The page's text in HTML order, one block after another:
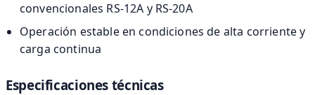
convencionales RS-12A y RS-20A
Operación estable en condiciones de alta corriente y
carga continua
Especificaciones técnicas